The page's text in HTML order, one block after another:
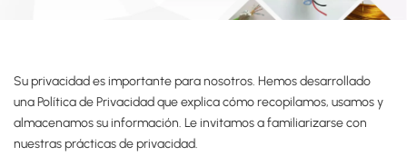
Deutsch
Polski
Español
Su privacidad es importante para nosotros. Hemos desarrollado
una Política de Privacidad que explica cómo recopilamos, usamos y
almacenamos su información. Le invitamos a familiarizarse con
nuestras prácticas de privacidad.